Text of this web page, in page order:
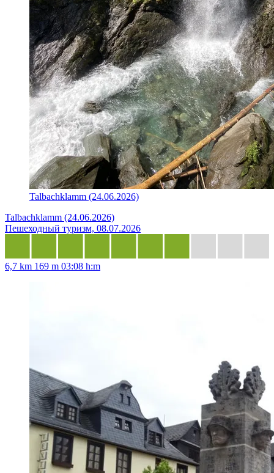
Talbachklamm (24.06.2026)
Talbachklamm (24.06.2026)
Пешеходный туризм, 08.07.2026
6,7 km 169 m 03:08 h:m